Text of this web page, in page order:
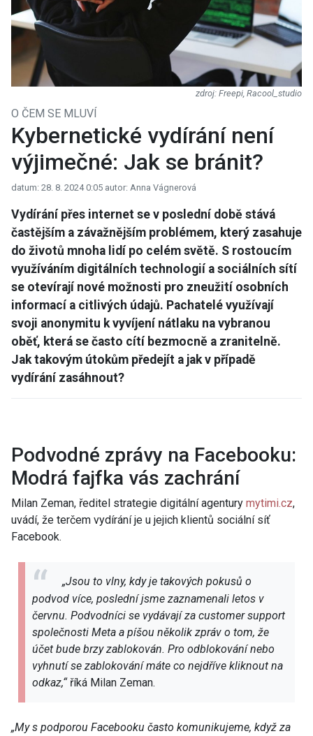
Freepi, Racool_studio
O ČEM SE MLUVÍ
Kybernetické vydírání není
výjimečné: Jak se bránit?
datum: 28. 8. 2024 0:05 autor: Anna Vágnerová
Vydírání přes internet se v poslední době stává
častějším a závažnějším problémem, který zasahuje
do životů mnoha lidí po celém světě. S rostoucím
využíváním digitálních technologií a sociálních sítí
se otevírají nové možnosti pro zneužití osobních
informací a citlivých údajů. Pachatelé využívají
svoji anonymitu k vyvíjení nátlaku na vybranou
oběť, která se často cítí bezmocně a zranitelně.
Jak takovým útokům předejít a jak v případě
vydírání zasáhnout?
Podvodné zprávy na Facebooku:
Modrá fajfka vás zachrání
Milan Zeman, ředitel strategie digitální agentury mytimi.cz,
uvádí, že terčem vydírání je u jejich klientů sociální síť
Facebook.
„Jsou to vlny, kdy je takových pokusů o
podvod více, poslední jsme zaznamenali letos v
červnu. Podvodníci se vydávají za customer support
společnosti Meta a píšou několik zpráv o tom, že
účet bude brzy zablokován. Pro odblokování nebo
vyhnutí se zablokování máte co nejdříve kliknout na
odkaz,“říká Milan Zeman.
„My s podporou Facebooku často komunikujeme, když za